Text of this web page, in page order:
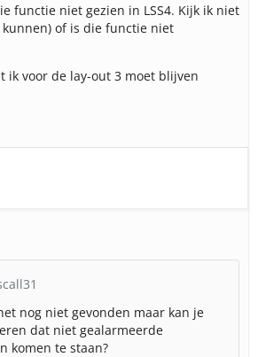
functie niet gezien in LSS4. Kijk ik niet
kunnen) of is die functie niet
ik voor de lay-out 3 moet blijven
nog niet gevonden maar kan je
dat niet gealarmeerde
komen te staan?